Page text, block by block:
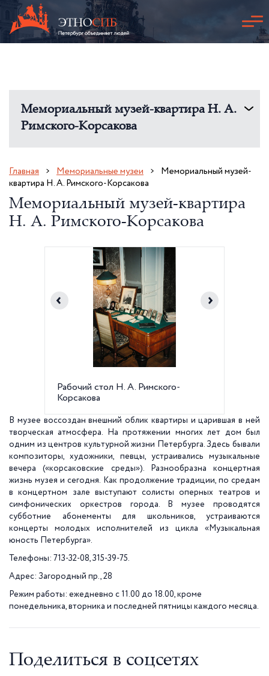
Мемориальный музей-квартира Н. А.
Римского-Корсакова
Главная Мемориальные музеи
Мемориальный музей-
квартира Н. А. Римского-Корсакова
Мемориальный музей-квартира
Н. А. Римского-Корсакова
Рабочий стол Н. А. Римского-
Корсакова
В музее воссоздан внешний облик квартиры и царившая в ней
творческая атмосфера. На протяжении многих лет дом был
одним из центров культурной жизни Петербурга. Здесь бывали
композиторы, художники, певцы, устраивались музыкальные
вечера («корсаковские среды»). Разнообразна концертная
жизнь музея и сегодня. Как продолжение традиции, по средам
в концертном зале выступают солисты оперных театров и
симфонических оркестров города. В музее проводятся
субботние абонементы для школьников, устраиваются
концерты молодых исполнителей из цикла «Музыкальная
юность Петербурга».
Телефоны: 713-32-08, 315-39-75.
Адрес: Загородный пр., 28
Режим работы: ежедневно с 11.00 до 18.00, кроме
понедельника, вторника и последней пятницы каждого месяца.
Поделиться в соцсетях